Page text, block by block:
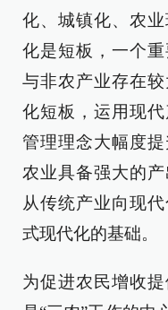
化、城镇化、农
化是短板，一个
与非农产业存在
化短板，运用现
管理理念大幅度
农业具备强大的
从传统产业向现
式现代化的基础。
为促进农民增收